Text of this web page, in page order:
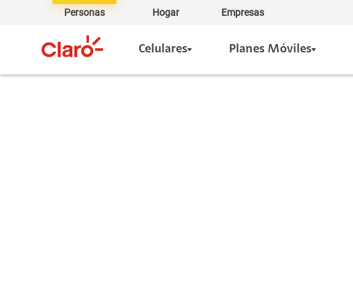
Personas Hogar Empresas
Celulares Planes Móviles